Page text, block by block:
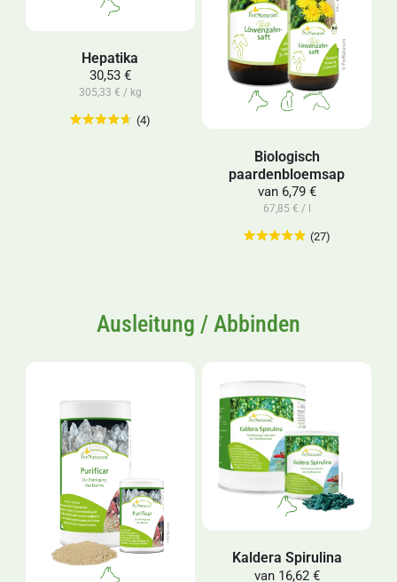
Hepatika
30,53 €
305,33 € / kg
(4)
Biologisch
paardenbloemsap
van6,79 €
67,85 € / l
(27)
Ausleitung / Abbinden
Kaldera Spirulina
van16,62 €